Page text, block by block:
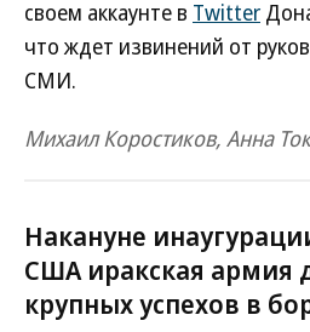
своем аккаунте в Twitter
что ждет извинений от
СМИ.
Михаил Коростиков, Анна
Накануне
США иракская армия
крупных успехов в